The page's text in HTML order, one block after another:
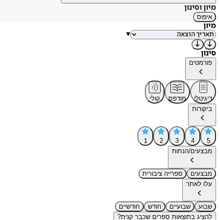
מיון וסינון
איפוס
מיון
▾
סינון
פורמטים
דיגיטלי מודפס
קולי
ביקורות
5
4
3
2
1
מבצעים/הנחות
מבצעים
ספרייה ציבורית
עלו לאתר
שבוע שבועיים חודש
חודשיים
להציג בתוצאות ספרים שכבר קנית?